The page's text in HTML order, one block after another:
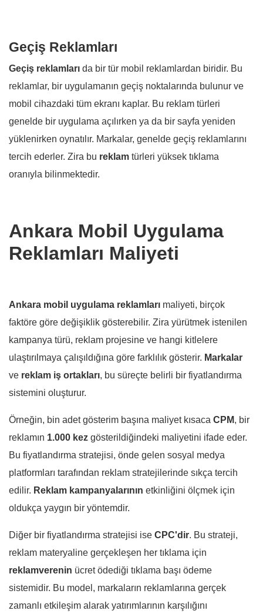
Geçiş Reklamları
Geçiş reklamları da bir tür mobil reklamlardan biridir. Bu
reklamlar, bir uygulamanın geçiş noktalarında bulunur ve
mobil cihazdaki tüm ekranı kaplar. Bu reklam türleri
genelde bir uygulama açılırken ya da bir sayfa yeniden
yüklenirken oynatılır. Markalar, genelde geçiş reklamlarını
tercih ederler. Zira bu reklam türleri yüksek tıklama
oranıyla bilinmektedir.
Ankara Mobil Uygulama
Reklamları Maliyeti
Ankara mobil uygulama reklamları maliyeti, birçok
faktöre göre değişiklik gösterebilir. Zira yürütmek istenilen
kampanya türü, reklam projesine ve hangi kitlelere
ulaştırılmaya çalışıldığına göre farklılık gösterir. Markalar
ve reklam iş ortakları, bu süreçte belirli bir fiyatlandırma
sistemini oluşturur.
Örneğin, bin adet gösterim başına maliyet kısaca CPM, bir
reklamın 1.000 kez gösterildiğindeki maliyetini ifade eder.
Bu fiyatlandırma stratejisi, önde gelen sosyal medya
platformları tarafından reklam stratejilerinde sıkça tercih
edilir. Reklam kampanyalarının etkinliğini ölçmek için
oldukça yaygın bir yöntemdir.
Diğer bir fiyatlandırma stratejisi ise CPC'dir. Bu strateji,
reklam materyaline gerçekleşen her tıklama için
reklamverenin ücret ödediği tıklama başı ödeme
sistemidir. Bu model, markaların reklamlarına gerçek
zamanlı etkileşim alarak yatırımlarının karşılığını